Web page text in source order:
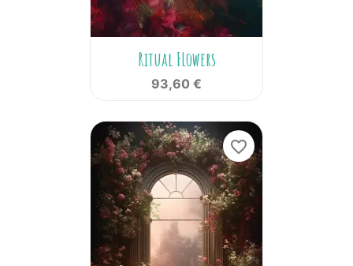
Ritual FLowers
93,60 €
favorite_border